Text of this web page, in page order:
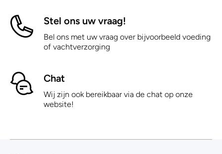
Stel ons uw vraag!
Bel ons met uw vraag over bijvoorbeeld voeding
of vachtverzorging
Chat
Wij zijn ook bereikbaar via de chat op onze
website!